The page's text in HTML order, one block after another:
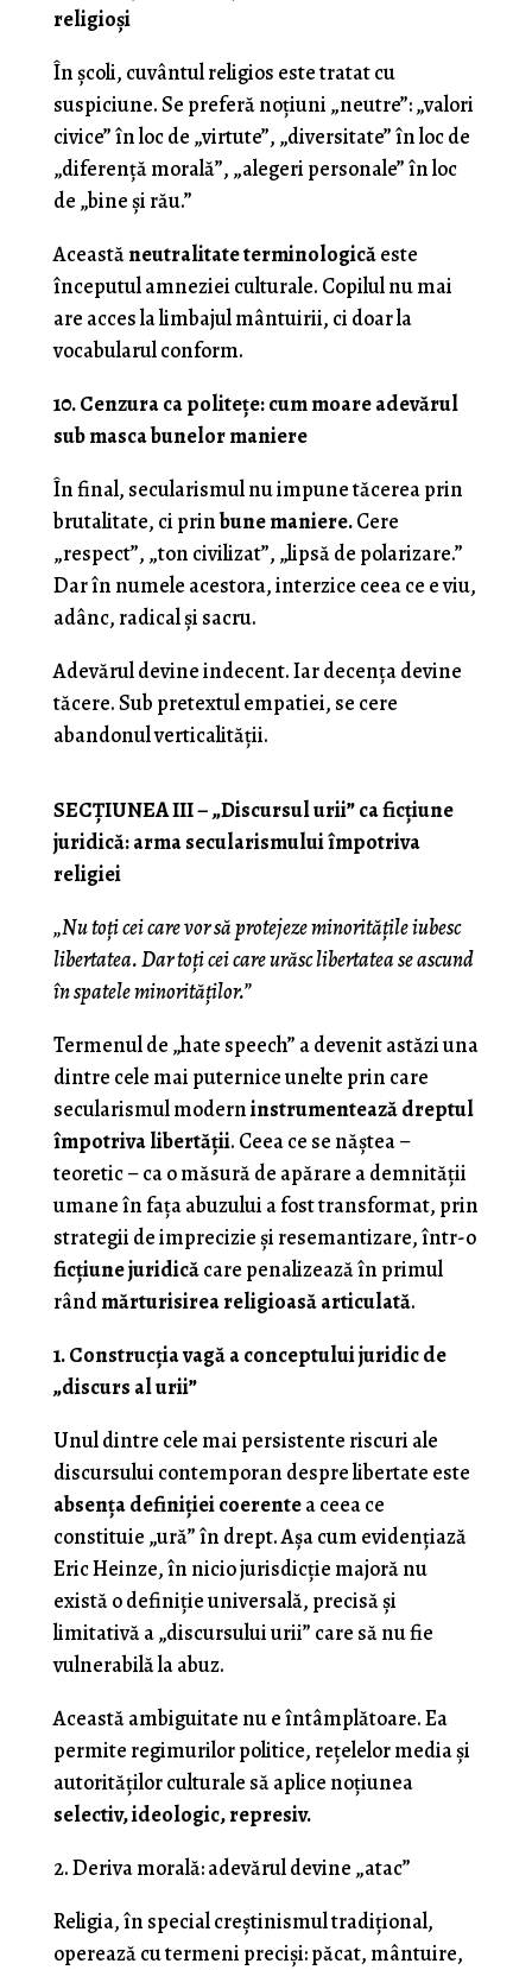
religioși
În școli, cuvântul religios este tratat cu
suspiciune. Se preferă noțiuni „neutre”: „valori
civice” în loc de „virtute”, „diversitate” în loc de
„diferență morală”, „alegeri personale” în loc
de „bine și rău.”
Aceastăneutralitate terminologicăeste
începutul amneziei culturale. Copilul nu mai
are acces la limbajul mântuirii, ci doar la
vocabularul conform.
10. Cenzura ca politețe: cum moare adevărul
sub masca bunelor maniere
În final, secularismul nu impune tăcerea prin
brutalitate, ci prinbune maniere.Cere
„respect”, „ton civilizat”, „lipsă de polarizare.”
Dar în numele acestora, interzice ceea ce e viu,
adânc, radical și sacru.
Adevărul devine indecent. Iar decența devine
tăcere. Sub pretextul empatiei, se cere
abandonul verticalității.
SECȚIUNEA III – „Discursul urii” ca ficțiune
juridică: arma secularismului împotriva
religiei
„Nu toți cei care vor să protejeze minoritățile iubesc
libertatea. Dar toți cei care urăsc libertatea se ascund
în spatele minorităților.”
Termenul de „hate speech” a devenit astăzi una
dintre cele mai puternice unelte prin care
secularismul moderninstrumentează dreptul
împotriva libertății. Ceea ce se năștea –
teoretic – ca o măsură de apărare a demnității
umane în fața abuzului a fost transformat, prin
strategii de imprecizie și resemantizare, într-o
ficțiune juridicăcare penalizează în primul
rândmărturisirea religioasă articulată.
1. Construcția vagă a conceptului juridic de
„discurs al urii”
Unul dintre cele mai persistente riscuri ale
discursului contemporan despre libertate este
absența definiției coerentea ceea ce
constituie „ură” în drept. Așa cum evidențiază
Eric Heinze, în nicio jurisdicție majoră nu
există o definiție universală, precisă și
limitativă a „discursului urii” care să nu fie
vulnerabilă la abuz.
Această ambiguitate nu e întâmplătoare. Ea
permite regimurilor politice, rețelelor media și
autorităților culturale să aplice noțiunea
selectiv, ideologic, represiv.
2. Deriva morală: adevărul devine „atac”
Religia, în special creștinismul tradițional,
operează cu termeni preciși: păcat, mântuire,